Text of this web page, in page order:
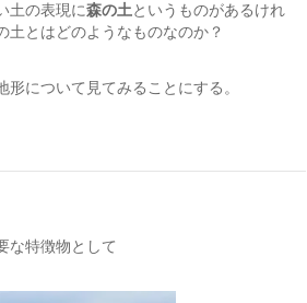
土の表現に森の土というものがあるけれ
土とはどのようなものなのか？
形について見てみることにする。
な特徴物として